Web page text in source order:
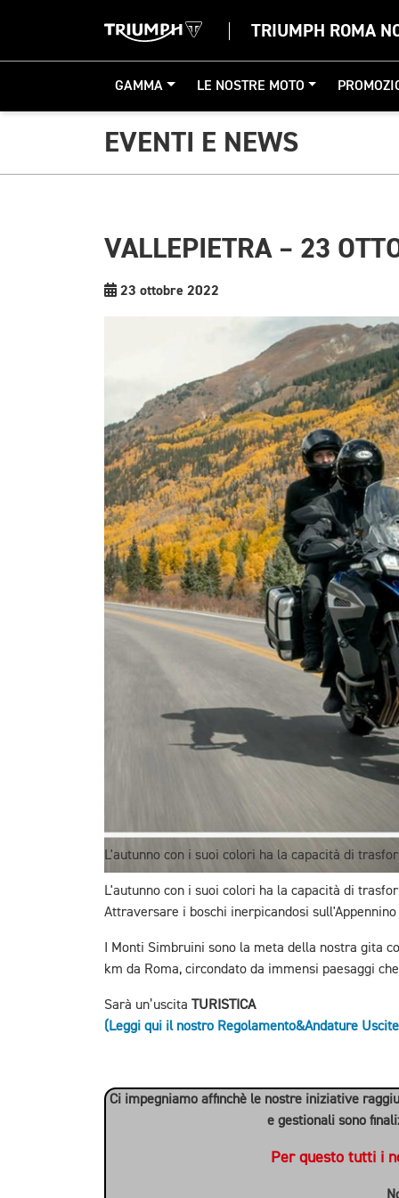
TRIUMPH ROMA
GAMMA LE NOSTRE MOTO
EVENTI E NEWS
VALLEPIETRA – 23
23 ottobre 2022
L'autunno con i suoi colori ha la capacità di
L'autunno con i suoi colori ha la capacità di
Attraversare i boschi inerpicandosi
I Monti Simbruini sono la meta della nostra gita
km da Roma, circondato da immensi paesaggi
Sarà un’uscita TURISTICA
(Leggi qui il nostro Regolamento&Andature Uscite
Ci impegniamo affinchè le nostre iniziative
e gestionali sono
Per questo tutti i